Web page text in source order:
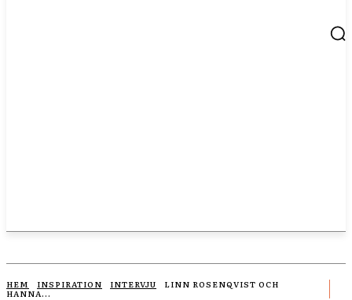
HEM INSPIRATION INTERVJU
LINN ROSENQVIST OCH
HANNA...